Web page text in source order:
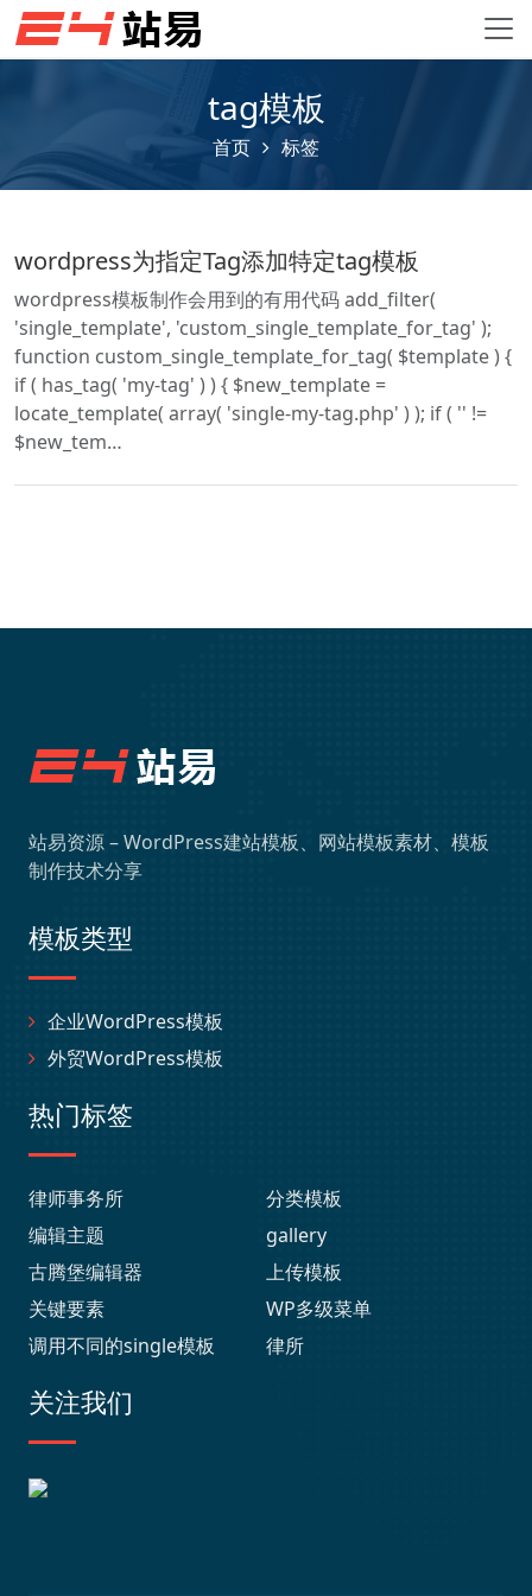
tag模板
首页 标签
wordpress为指定Tag添加特定tag模板
wordpress模板制作会用到的有用代码 add_filter(
'single_template', 'custom_single_template_for_tag' );
function custom_single_template_for_tag( $template ) {
if ( has_tag( 'my-tag' ) ) { $new_template =
locate_template( array( 'single-my-tag.php' ) ); if ( '' !=
$new_tem…
站易资源 – WordPress建站模板、网站模板素材、模板
制作技术分享
模板类型
企业WordPress模板
外贸WordPress模板
热门标签
律师事务所
分类模板
编辑主题
gallery
古腾堡编辑器
上传模板
关键要素
WP多级菜单
调用不同的single模板
律所
关注我们